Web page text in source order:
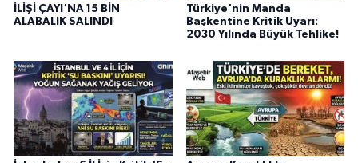
İLİŞİ ÇAYI'NA 15 BİN
ALABALIK SALINDI
Türkiye'nin Manda
Başkentine Kritik Uyarı:
2030 Yılında Büyük Tehlike!